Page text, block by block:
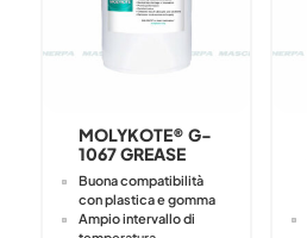
Ampia gamma di
temperature di servizio
MOLYKOTE® G-
1067 GREASE
Buona compatibilità
con plastica e gomma
Ampio intervallo di